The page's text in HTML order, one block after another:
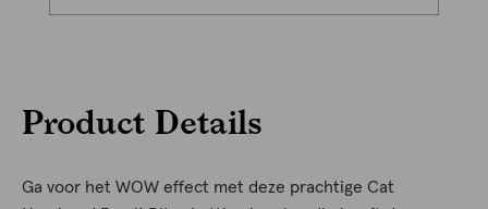
Product Details
Ga voor het WOW effect met deze prachtige Cat